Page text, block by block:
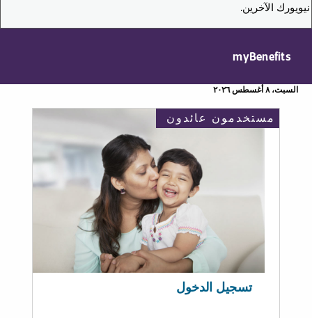
نيويورك الآخرين.
myBenefits
السبت، ٨ أغسطس ٢٠٢٦
مستخدمون عائدون
تسجيل الدخول